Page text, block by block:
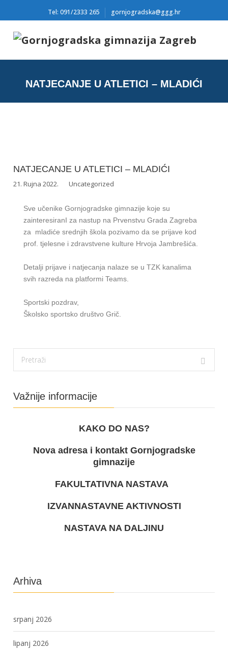
Tel: 091/2333 265 gornjogradska@ggg.hr
NATJECANJE U ATLETICI – MLADIĆI
NATJECANJE U ATLETICI – MLADIĆI
21. Rujna 2022. Uncategorized
Sve učenike Gornjogradske gimnazije koje su
zainteresiranI za nastup na Prvenstvu Grada Zagreba
za mladiće srednjih škola pozivamo da se prijave kod
prof. tjelesne i zdravstvene kulture Hrvoja Jambrešića.
Detalji prijave i natjecanja nalaze se u TZK kanalima
svih razreda na platformi Teams.
Sportski pozdrav,
Školsko sportsko društvo Grič.
Važnije informacije
KAKO DO NAS?
Nova adresa i kontakt Gornjogradske
gimnazije
FAKULTATIVNA NASTAVA
IZVANNASTAVNE AKTIVNOSTI
NASTAVA NA DALJINU
Arhiva
srpanj 2026
lipanj 2026